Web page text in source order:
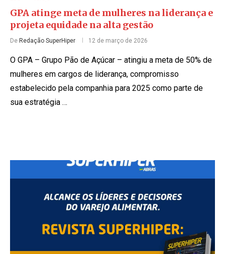
GPA atinge meta de mulheres na liderança e
projeta equidade na alta gestão
De Redação SuperHiper 12 de março de 2026
O GPA – Grupo Pão de Açúcar – atingiu a meta de 50% de
mulheres em cargos de liderança, compromisso
estabelecido pela companhia para 2025 como parte de
sua estratégia …